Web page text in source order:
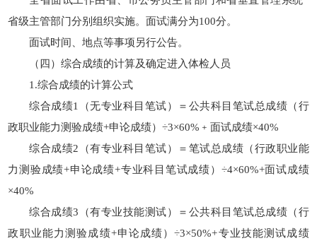
省级主管部门分别组织实施。面试满分为100分。
面试时间、地点等事项另行公告。
（四）综合成绩的计算及确定进入体检人员
1.综合成绩的计算公式
综合成绩1（无专业科目笔试）＝公共科目笔试总成绩（行
政职业能力测验成绩+申论成绩）÷3×60%﹢面试成绩×40%
综合成绩2（有专业科目笔试）＝笔试总成绩（行政职业能
力测验成绩+申论成绩+专业科目笔试成绩）÷4×60%+面试成绩
×40%
综合成绩3（有专业技能测试）＝公共科目笔试总成绩（行
政职业能力测验成绩+申论成绩）÷3×50%+专业技能测试成绩